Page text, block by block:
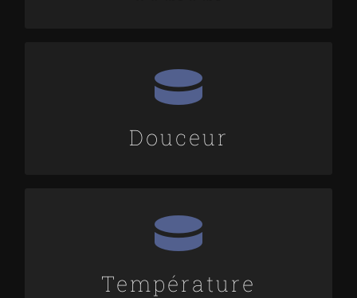
Douceur
5 / 10
Température
DÉGUSTATION